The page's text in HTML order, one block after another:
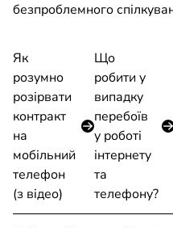
безпроблемного
Як
розумно
розірвати
контракт
на
мобільний
телефон
(з вiдео)
Що
робити у
випадку
перебоїв
у роботі
інтернету
та
телефону?